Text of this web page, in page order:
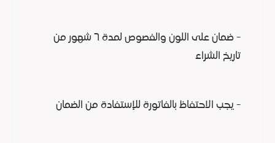
- ضمان على اللون والفصوص لمدة ٦ شهور من
تاريخ الشراء
- يجب الاحتفاظ بالفاتورة للإستفادة من الضمان